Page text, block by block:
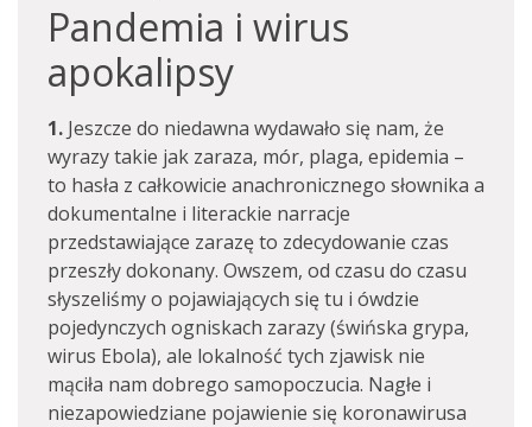
Pandemia i wirus
apokalipsy
1. Jeszcze do niedawna wydawało się nam, że
wyrazy takie jak zaraza, mór, plaga, epidemia –
to hasła z całkowicie anachronicznego słownika a
dokumentalne i literackie narracje
przedstawiające zarazę to zdecydowanie czas
przeszły dokonany. Owszem, od czasu do czasu
słyszeliśmy o pojawiających się tu i ówdzie
pojedynczych ogniskach zarazy (świńska grypa,
wirus Ebola), ale lokalność tych zjawisk nie
mąciła nam dobrego samopoczucia. Nagłe i
niezapowiedziane pojawienie się koronawirusa